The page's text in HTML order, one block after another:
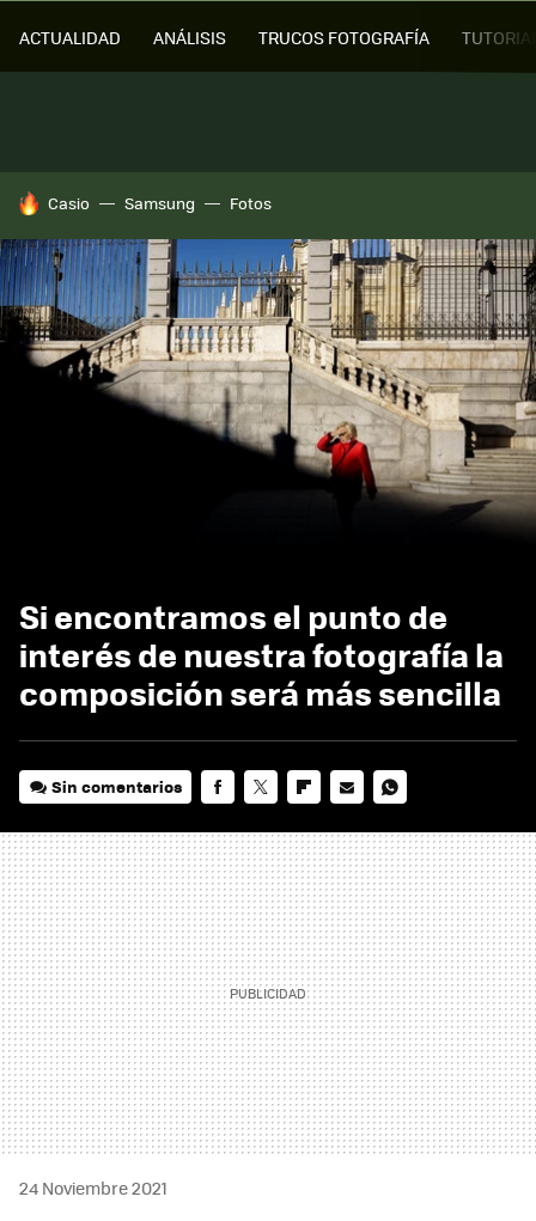
ACTUALIDAD ANÁLISIS TRUCOS FOTOGRAFÍA
HOY SE HABLA DE
Casio Samsung Fotos
Si encontramos el punto de
interés de nuestra fotografía la
composición será más sencilla
Sin comentarios
MAIL
24 Noviembre 2021